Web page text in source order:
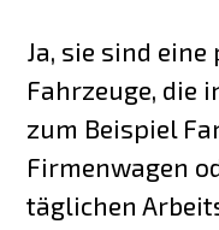
Ja, sie sind
Fahrzeuge, die
zum Beispiel
Firmenwagen
täglichen